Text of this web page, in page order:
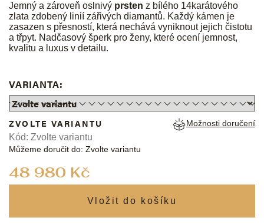
Jemný a zároveň oslnivý prsten z bílého 14karátového
zlata zdobený linií zářivých diamantů. Každý kámen je
zasazen s přesností, která nechává vyniknout jejich čistotu
a třpyt. Nadčasový šperk pro ženy, které ocení jemnost,
kvalitu a luxus v detailu.
VARIANTA:
48 980 Kč
ZVOLTE VARIANTU
Můžeme doručit do: Zvolte variantu
Možnosti doručení
Kód: Zvolte variantu